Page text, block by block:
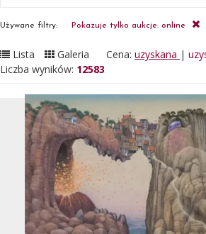
Używane filtry: Pokazuje tylko aukcje: online
Lista Galeria Cena: uzyskana |
Liczba wyników: 12583